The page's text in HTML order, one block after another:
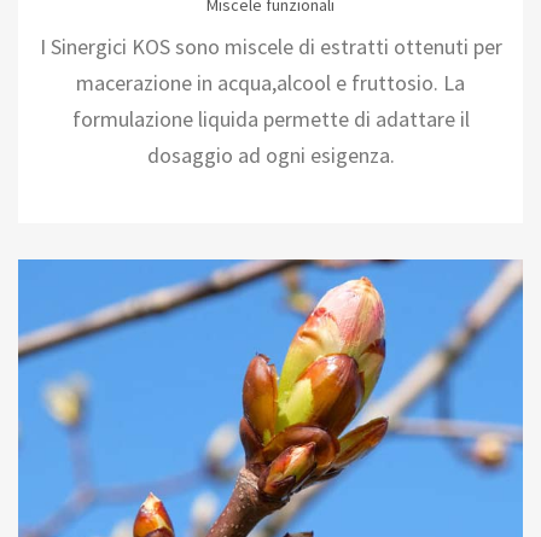
Miscele funzionali
I Sinergici KOS sono miscele di estratti ottenuti per
macerazione in acqua,alcool e fruttosio. La
formulazione liquida permette di adattare il
dosaggio ad ogni esigenza.